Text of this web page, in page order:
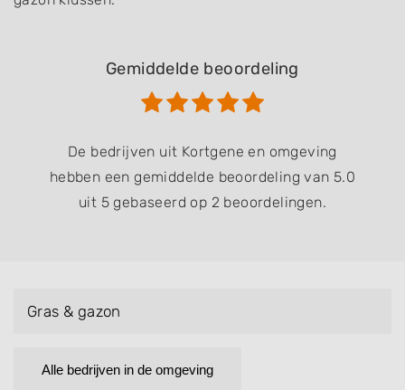
Gemiddelde beoordeling
De bedrijven uit Kortgene en omgeving
hebben een gemiddelde beoordeling van 5.0
uit 5 gebaseerd op 2 beoordelingen.
Gras & gazon
Alle bedrijven in de omgeving